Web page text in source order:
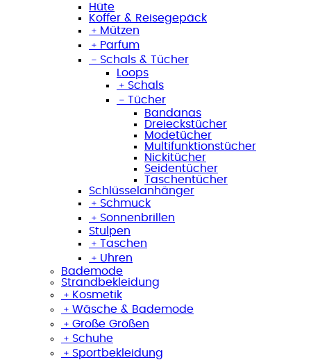
Hüte
Koffer & Reisegepäck
﹢ Mützen
﹢ Parfum
﹣ Schals & Tücher
Loops
﹢ Schals
﹣ Tücher
Bandanas
Dreieckstücher
Modetücher
Multifunktionstücher
Nickitücher
Seidentücher
Taschentücher
Schlüsselanhänger
﹢ Schmuck
﹢ Sonnenbrillen
Stulpen
﹢ Taschen
﹢ Uhren
Bademode
Strandbekleidung
﹢ Kosmetik
﹢ Wäsche & Bademode
﹢ Große Größen
﹢ Schuhe
﹢ Sportbekleidung